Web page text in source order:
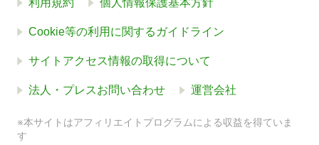
利用規約 個人情報保護基本方針
Cookie等の利用に関するガイドライン
サイトアクセス情報の取得について
法人・プレスお問い合わせ 運営会社
※本サイトはアフィリエイトプログラムによる収益を得ていま
す